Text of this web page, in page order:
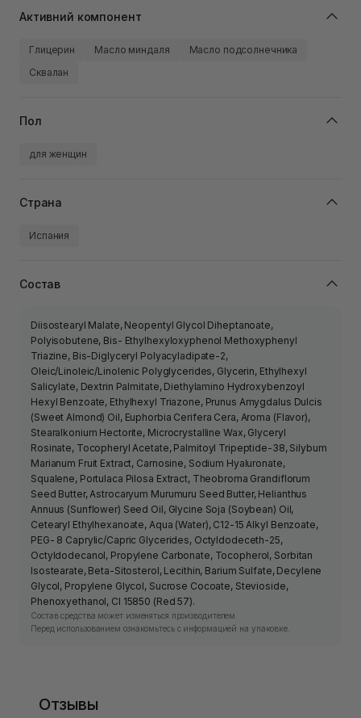
Активний компонент
Глицерин Масло миндаля
Масло подсолнечника
Сквалан
Пол
для женщин
Страна
Испания
Состав
Diisostearyl Malate, Neopentyl Glycol Diheptanoate,
Polyisobutene, Bis- Ethylhexyloxyphenol Methoxyphenyl
Triazine, Bis-Diglyceryl Polyacyladipate-2,
Oleic/Linoleic/Linolenic Polyglycerides, Glycerin, Ethylhexyl
Salicylate, Dextrin Palmitate, Diethylamino Hydroxybenzoyl
Hexyl Benzoate, Ethylhexyl Triazone, Prunus Amygdalus Dulcis
(Sweet Almond) Oil, Euphorbia Cerifera Cera, Aroma (Flavor),
Stearalkonium Hectorite, Microcrystalline Wax, Glyceryl
Rosinate, Tocopheryl Acetate, Palmitoyl Tripeptide-38, Silybum
Marianum Fruit Extract, Carnosine, Sodium Hyaluronate,
Squalene, Portulaca Pilosa Extract, Theobroma Grandiflorum
Seed Butter, Astrocaryum Murumuru Seed Butter, Helianthus
Annuus (Sunflower) Seed Oil, Glycine Soja (Soybean) Oil,
Cetearyl Ethylhexanoate, Aqua (Water), C12-15 Alkyl Benzoate,
PEG- 8 Caprylic/Capric Glycerides, Octyldodeceth-25,
Octyldodecanol, Propylene Carbonate, Tocopherol, Sorbitan
Isostearate, Beta-Sitosterol, Lecithin, Barium Sulfate, Decylene
Glycol, Propylene Glycol, Sucrose Cocoate, Stevioside,
Phenoxyethanol, CI 15850 (Red 57).
Состав средства может изменяться производителем.
Перед использованием ознакомьтесь с информацией на упаковке.
Отзывы